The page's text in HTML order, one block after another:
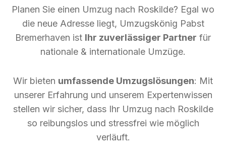
Planen Sie einen Umzug nach Roskilde? Egal wo
die neue Adresse liegt, Umzugskönig Pabst
Bremerhaven ist Ihr zuverlässiger Partner für
nationale & internationale Umzüge.
Wir bieten umfassende Umzugslösungen: Mit
unserer Erfahrung und unserem Expertenwissen
stellen wir sicher, dass Ihr Umzug nach Roskilde
so reibungslos und stressfrei wie möglich
verläuft.